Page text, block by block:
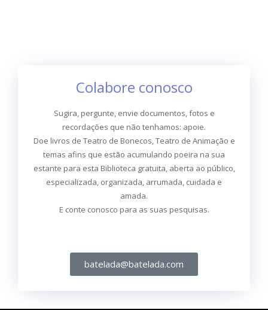
Colabore conosco
Sugira, pergunte, envie documentos, fotos e
recordações que não tenhamos: apoie.
Doe livros de Teatro de Bonecos, Teatro de Animação e
temas afins que estão acumulando poeira na sua
estante para esta Biblioteca gratuita, aberta ao público,
especializada, organizada, arrumada, cuidada e
amada.
E conte conosco para as suas pesquisas.
batelada@batelada.com